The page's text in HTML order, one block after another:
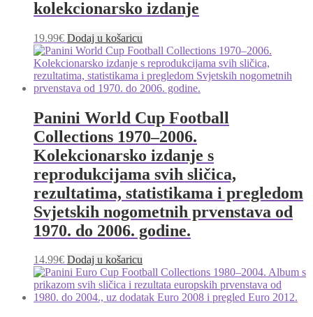
kolekcionarsko izdanje
19.99€ Dodaj u košaricu
Panini World Cup Football
Collections 1970–2006.
Kolekcionarsko izdanje s
reprodukcijama svih sličica,
rezultatima, statistikama i pregledom
Svjetskih nogometnih prvenstava od
1970. do 2006. godine.
14.99€ Dodaj u košaricu